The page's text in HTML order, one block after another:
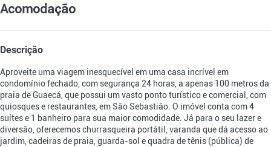
Acomodação
Descrição
Aproveite uma viagem inesquecível em uma casa incrível em
condomínio fechado, com segurança 24 horas, a apenas 100 metros da
praia de Guaecá, que possui um vasto ponto turístico e comercial, com
quiosques e restaurantes, em São Sebastião. O imóvel conta com 4
suítes e 1 banheiro para sua maior comodidade. Já para o seu lazer e
diversão, oferecemos churrasqueira portátil, varanda que dá acesso ao
jardim, cadeiras de praia, guarda-sol e quadra de tênis (pública) de